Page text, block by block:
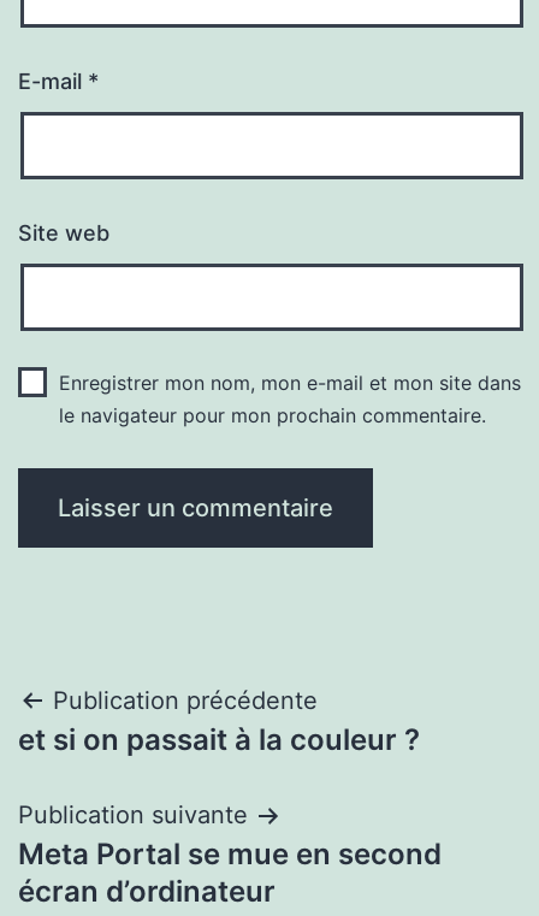
E-mail *
Site web
Enregistrer mon nom, mon e-mail et mon site dans
le navigateur pour mon prochain commentaire.
Navigation
de
l’article
Publication précédente
et si on passait à la couleur ?
Publication suivante
Meta Portal se mue en second
écran d’ordinateur